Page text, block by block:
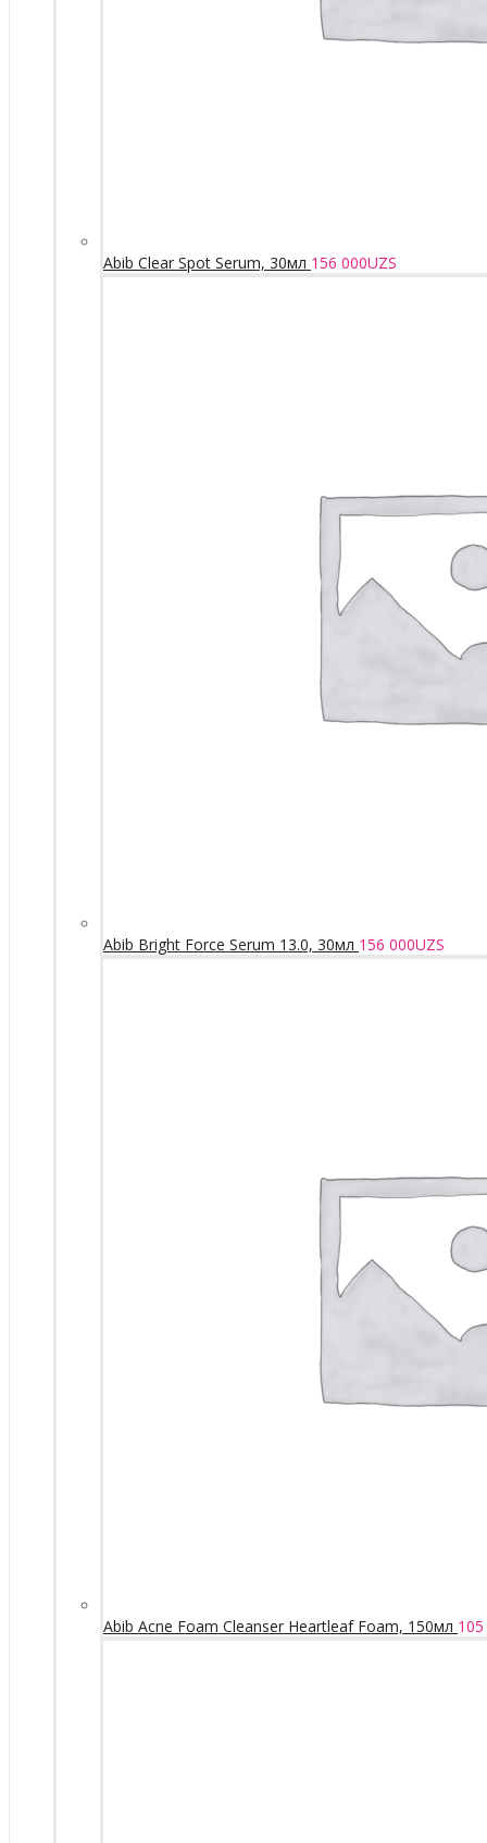
Abib Clear Spot Serum, 30мл 156 000UZS
Abib Bright Force Serum 13.0, 30мл 156 000UZS
Abib Acne Foam Cleanser Heartleaf Foam, 150мл